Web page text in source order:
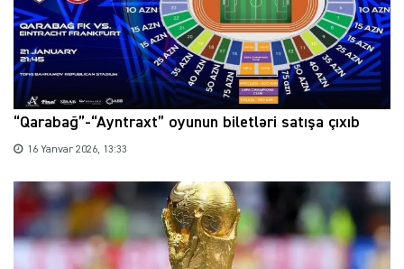
“Qarabağ”-“Ayntraxt” oyunun biletləri satışa çıxıb
16 Yanvar 2026, 13:33